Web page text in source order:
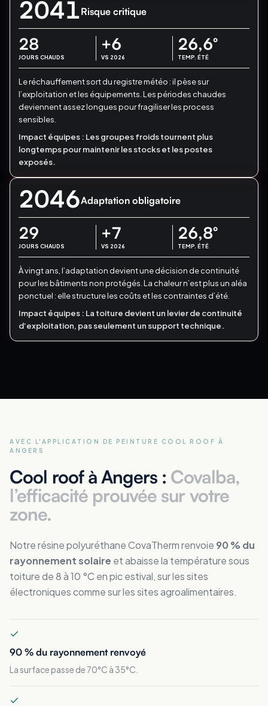
2041Risque critique
28
JOURS CHAUDS
+6
VS 2026
26,6°
TEMP. ÉTÉ
Le réchauffement sort du registre météo : il pèse sur
l’exploitation et les équipements. Les périodes chaudes
deviennent assez longues pour fragiliser les process
sensibles.
Impact équipes : Les groupes froids tournent plus
longtemps pour maintenir les stocks et les postes
exposés.
2046Adaptation obligatoire
29
JOURS CHAUDS
+7
VS 2026
26,8°
TEMP. ÉTÉ
À vingt ans, l’adaptation devient une décision de continuité
pour les bâtiments non protégés. La chaleur n’est plus un aléa
ponctuel : elle structure les coûts et les contraintes d’été.
Impact équipes : La toiture devient un levier de continuité
d’exploitation, pas seulement un support technique.
AVEC L'APPLICATION DE PEINTURE COOL ROOF À
ANGERS
Cool roof à Angers : Covalba,
l’efficacité prouvée sur votre
zone.
Notre résine polyuréthane CovaTherm renvoie 90 % du
rayonnement solaire et abaisse la température sous
toiture de 8 à 10 °C en pic estival, sur les sites
électroniques comme sur les sites agroalimentaires.
90 % du rayonnement renvoyé
La surface passe de 70°C à 35°C.